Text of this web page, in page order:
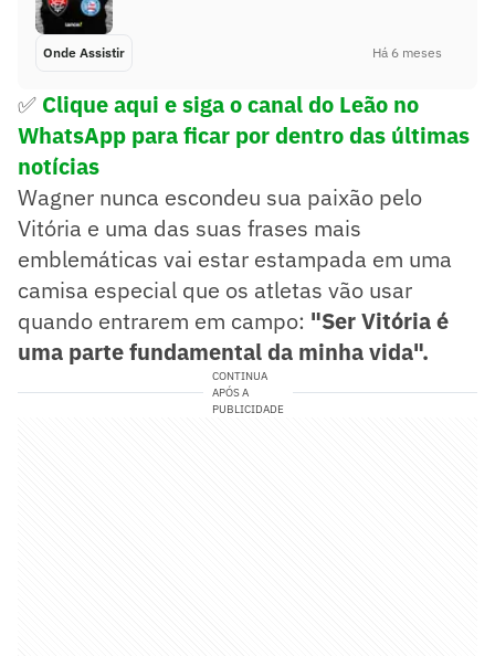
Onde Assistir Há 6 meses
✅ Clique aqui e siga o canaldo Leão no
WhatsApp para ficar por dentro das últimas
notícias
Wagner nunca escondeu sua paixão pelo
Vitória e uma das suas frases mais
emblemáticas vai estar estampada em uma
camisa especial que os atletas vão usar
quando entrarem em campo: "Ser Vitória é
uma parte fundamental da minha vida".
CONTINUA
APÓS A
PUBLICIDADE